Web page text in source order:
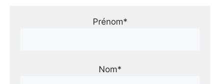
Prénom*
Nom*